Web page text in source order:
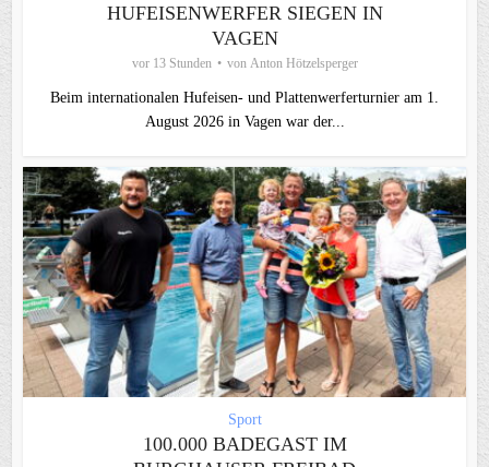
HUFEISENWERFER SIEGEN IN
VAGEN
vor 13 Stunden von Anton Hötzelsperger
Beim internationalen Hufeisen- und Plattenwerferturnier am 1.
August 2026 in Vagen war der...
Sport
100.000 BADEGAST IM